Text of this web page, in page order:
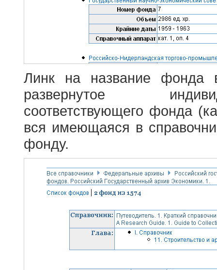
Линк на название фонда
развернутое
соответствующего фонда
вся имеющаяся в
фонду.